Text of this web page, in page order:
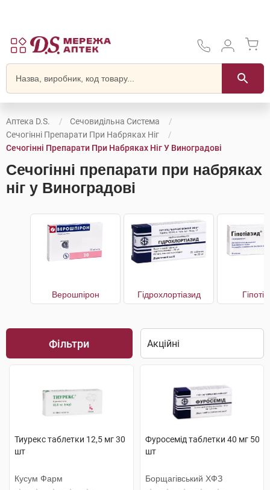
Аптека D.S.
Сечовидільна Система
Сечогінні Препарати При Набряках Ніг
Сечогінні Препарати При Набряках Ніг У Виноградові
Сечогінні препарати при набряках
ніг у Виноградові
Верошпірон Гідрохлортіазид
Фільтри
Тиурекс таблетки 12,5 мг 30
шт
Кусум Фарм
Фуросемід таблетки 40 мг 50
шт
Борщагівський ХФЗ